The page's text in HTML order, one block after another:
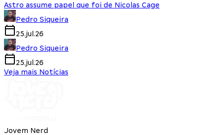
Astro assume papel que foi de Nicolas Cage
Pedro Siqueira
25.jul.26
Pedro Siqueira
25.jul.26
Veja mais Notícias
Jovem Nerd